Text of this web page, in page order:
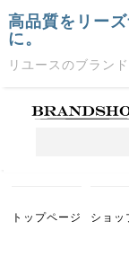
高品質をリー
に。
リユースのブラン
トップページ ショッ